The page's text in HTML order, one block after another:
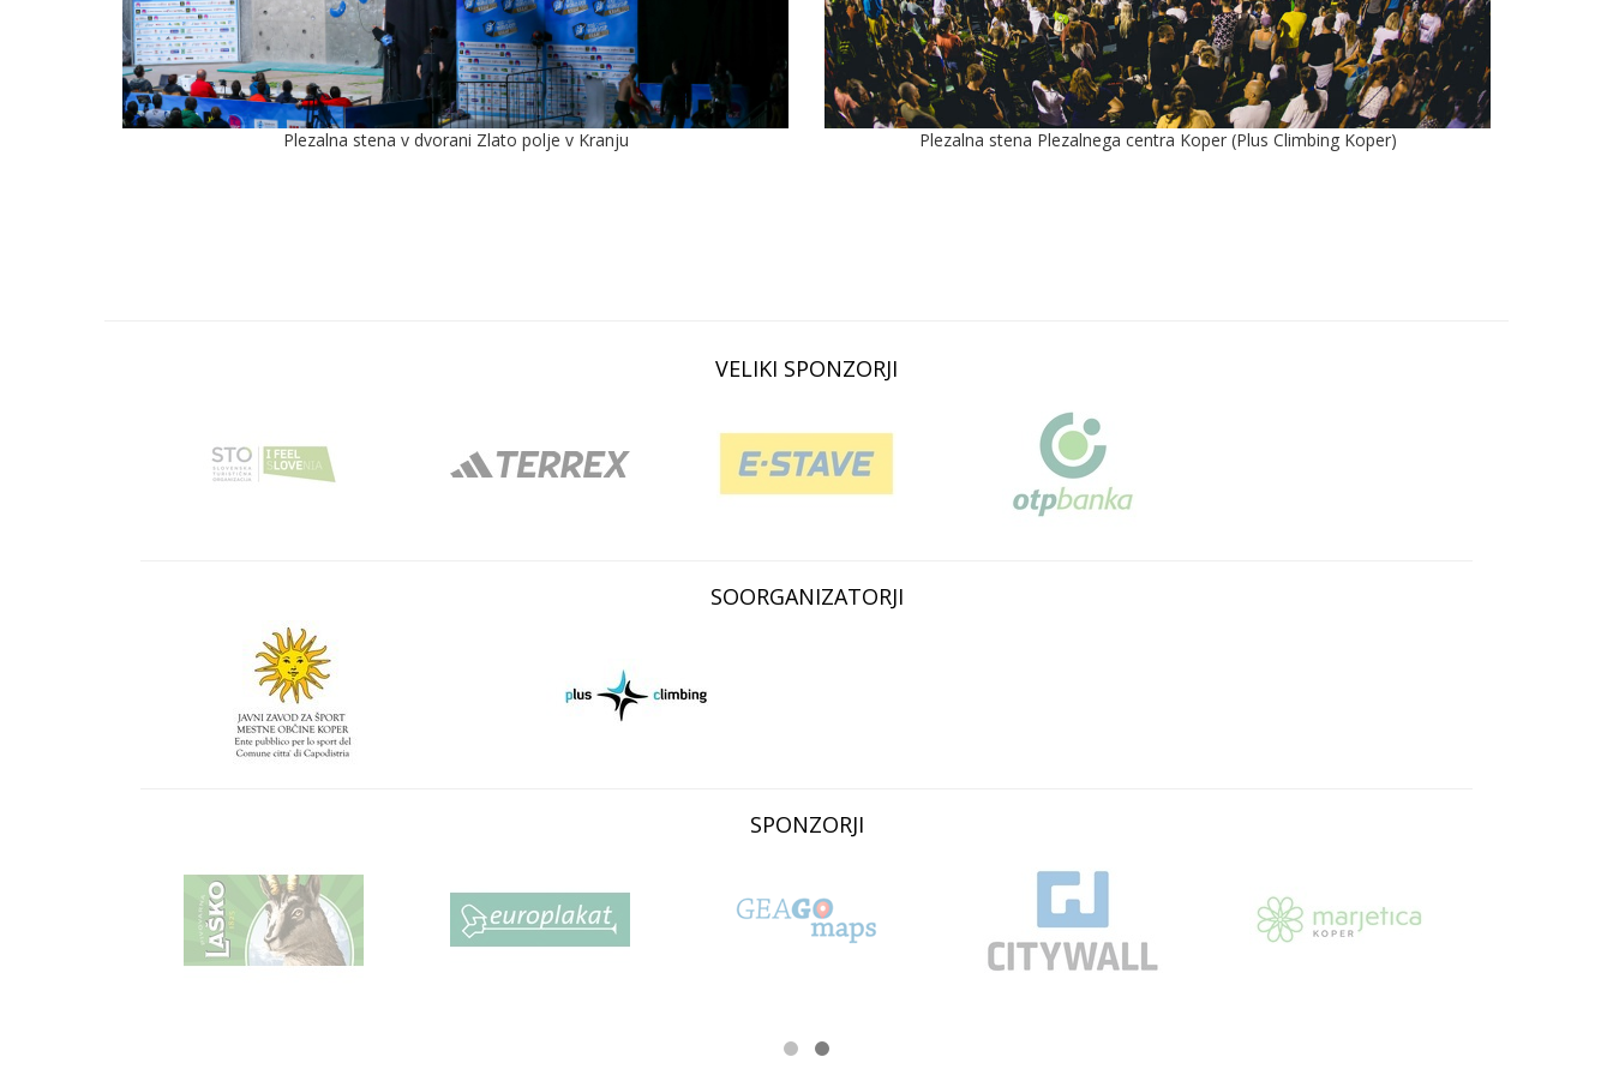
Plezalna stena v dvorani Zlato polje v Kranju Plezalna stena Plezalnega centra Koper (Plus Climbing Koper)
VELIKI SPONZORJI
SOORGANIZATORJI
SPONZORJI